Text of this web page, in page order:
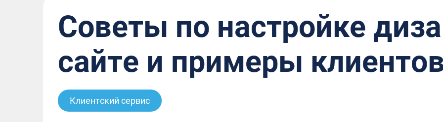
Советы по настройке
сайте и примеры
Клиентский сервис